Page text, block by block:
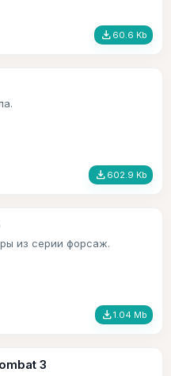
file_download 60.6 Kb
file_download 602.9 Kb
из серии форсаж.
file_download1.04 Mb
3